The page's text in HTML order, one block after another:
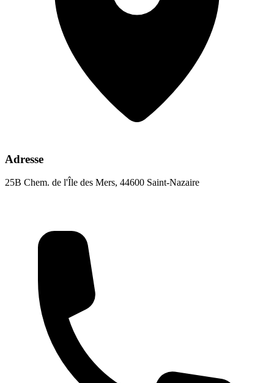
Adresse
25B Chem. de l'Île des Mers, 44600 Saint-Nazaire